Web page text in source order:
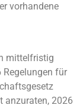
vorhandene
mittelfristig
Regelungen für
anzuraten, 2026